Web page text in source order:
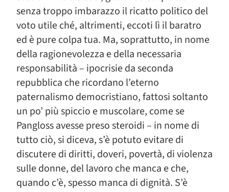
senza troppo imbarazzo il ricatto politico del
voto utile ché, altrimenti, eccoti lì il baratro
ed è pure colpa tua. Ma, soprattutto, in nome
della ragionevolezza e della necessaria
responsabilità – ipocrisie da seconda
repubblica che ricordano l’eterno
paternalismo democristiano, fattosi soltanto
un po’ più spiccio e muscolare, come se
Pangloss avesse preso steroidi – in nome di
tutto ciò, si diceva, s’è potuto evitare di
discutere di diritti, doveri, povertà, di violenza
sulle donne, del lavoro che manca e che,
quando c’è, spesso manca di dignità. S’è